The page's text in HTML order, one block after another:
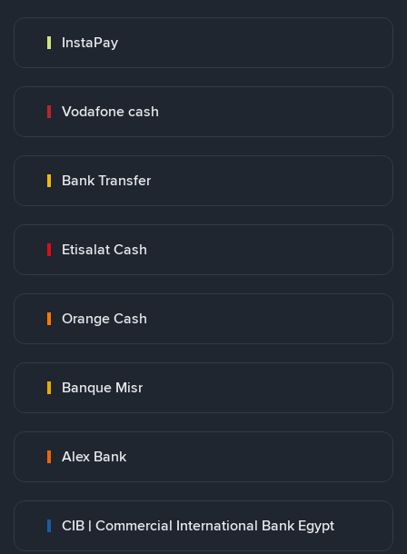
InstaPay
Vodafone cash
Bank Transfer
Etisalat Cash
Orange Cash
Banque Misr
Alex Bank
CIB | Commercial International Bank Egypt